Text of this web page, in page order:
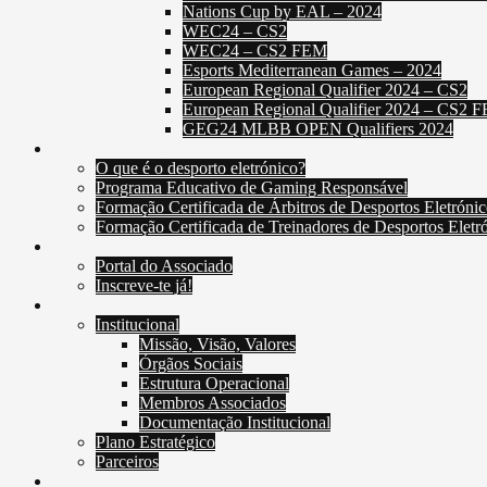
Nations Cup by EAL – 2024
WEC24 – CS2
WEC24 – CS2 FEM
Esports Mediterranean Games – 2024
European Regional Qualifier 2024 – CS2
European Regional Qualifier 2024 – CS2
GEG24 MLBB OPEN Qualifiers 2024
O que é o desporto eletrónico?
Programa Educativo de Gaming Responsável
Formação Certificada de Árbitros de Desportos
Formação Certificada de Treinadores de Desportos
Portal do Associado
Inscreve-te já!
Institucional
Missão, Visão, Valores
Órgãos Sociais
Estrutura Operacional
Membros Associados
Documentação Institucional
Plano Estratégico
Parceiros